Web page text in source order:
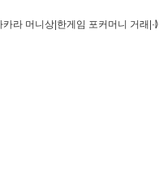
라 머니상|한게임 포커머니 거래|·⦊